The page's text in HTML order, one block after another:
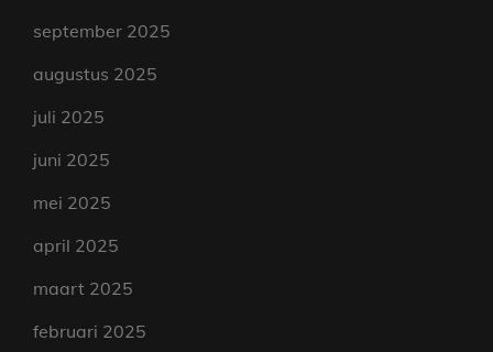
september 2025
augustus 2025
juli 2025
juni 2025
mei 2025
april 2025
maart 2025
februari 2025